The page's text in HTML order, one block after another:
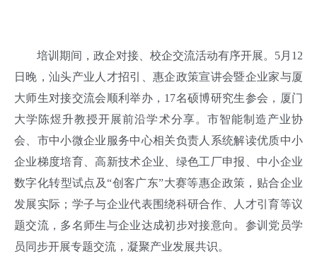
培训期间，政企对接、校企交流活动有序开展。5月12
日晚，汕头产业人才招引、惠企政策宣讲会暨企业家与厦
大师生对接交流会顺利举办，17名硕博研究生参会，厦门
大学陈煜升教授开展前沿学术分享。市智能制造产业协
会、市中小微企业服务中心相关负责人系统解读优质中小
企业梯度培育、高新技术企业、绿色工厂申报、中小企业
数字化转型试点及“创客广东”大赛等惠企政策，贴合企业
发展实际；学子与企业代表围绕科研合作、人才引育等议
题交流，多名师生与企业达成初步对接意向。参训党员学
员同步开展专题交流，凝聚产业发展共识。